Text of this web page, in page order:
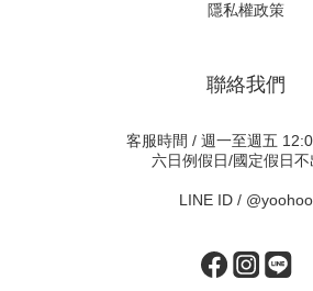
隱私權政策
聯絡我們
客服時間 / 週一至週五
六日例假日/國定假日不
LINE ID / @yoohoo